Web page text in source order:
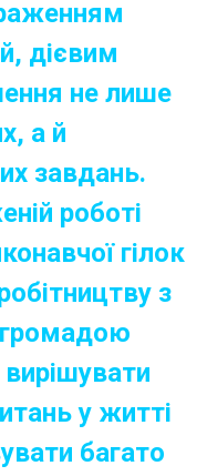
дієвим
не лише
а й
завдань.
роботі
гілок
з
громадою
у житті
багато